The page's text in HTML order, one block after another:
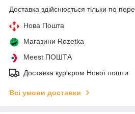
Доставка здійснюється тільки по
Нова Пошта
Магазини Rozetka
Meest ПОШТА
Доставка кур'єром Нової пошти
Всі умови доставки